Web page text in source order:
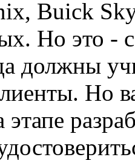
Buick
Но это -
должны
Но